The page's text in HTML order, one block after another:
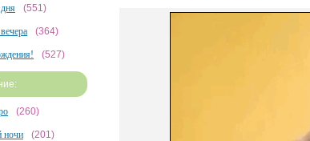
(551)
(364)
(527)
(260)
ночи (201)